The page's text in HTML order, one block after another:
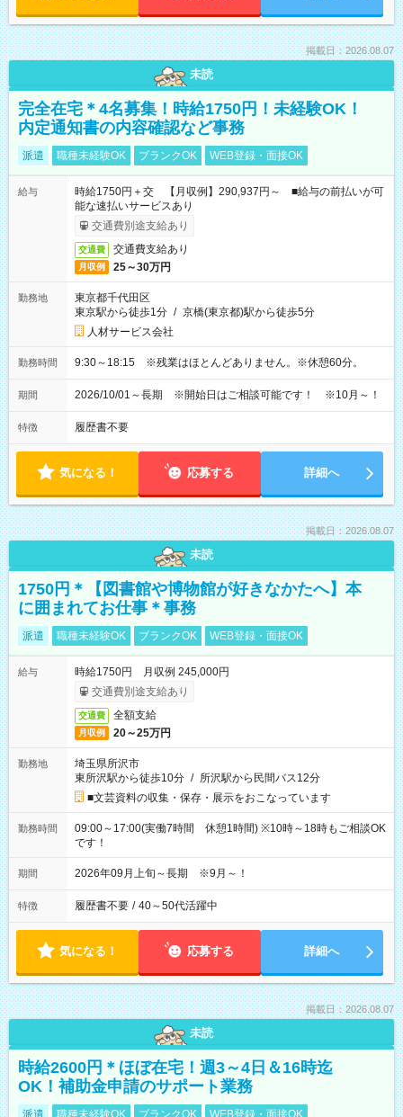
掲載日：2026.08.07
未読
完全在宅＊4名募集！時給1750円！未経験OK！
内定通知書の内容確認など事務
派遣 職種未経験OK ブランクOK WEB登録・面接OK
給与
時給1750円＋交 【月収例】290,937円～ ■給与の前払いが可
能な速払いサービスあり
交通費別途支給あり
交通費 交通費支給あり
月収例 25～30万円
勤務地
東京都千代田区
東京駅から徒歩1分 / 京橋(東京都)駅から徒歩5分
人材サービス会社
勤務時間 9:30～18:15 ※残業はほとんどありません。※休憩60分。
期間 2026/10/01～長期 ※開始日はご相談可能です！ ※10月～！
特徴 履歴書不要
気になる！ 応募する 詳細へ
掲載日：2026.08.07
未読
1750円＊【図書館や博物館が好きなかたへ】本
に囲まれてお仕事＊事務
派遣 職種未経験OK ブランクOK WEB登録・面接OK
給与
時給1750円 月収例 245,000円
交通費別途支給あり
交通費 全額支給
月収例 20～25万円
勤務地
埼玉県所沢市
東所沢駅から徒歩10分 / 所沢駅から民間バス12分
■文芸資料の収集・保存・展示をおこなっています
勤務時間
09:00～17:00(実働7時間 休憩1時間) ※10時～18時もご相談OK
です！
期間 2026年09月上旬～長期 ※9月～！
特徴 履歴書不要 / 40～50代活躍中
気になる！ 応募する 詳細へ
掲載日：2026.08.07
未読
時給2600円＊ほぼ在宅！週3～4日＆16時迄
OK！補助金申請のサポート業務
派遣 職種未経験OK ブランクOK WEB登録・面接OK